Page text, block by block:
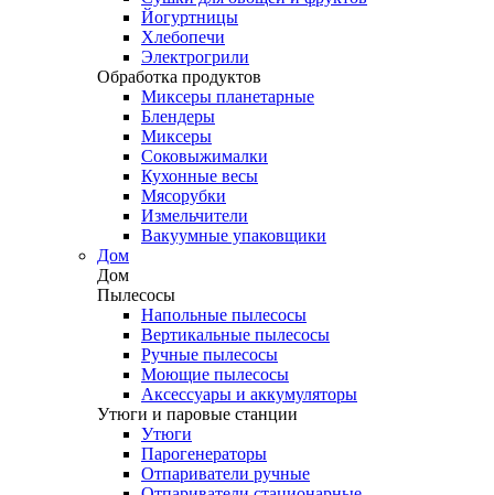
Йогуртницы
Хлебопечи
Электрогрили
Обработка продуктов
Миксеры планетарные
Блендеры
Миксеры
Соковыжималки
Кухонные весы
Мясорубки
Измельчители
Вакуумные упаковщики
Дом
Дом
Пылесосы
Напольные пылесосы
Вертикальные пылесосы
Ручные пылесосы
Моющие пылесосы
Аксессуары и аккумуляторы
Утюги и паровые станции
Утюги
Парогенераторы
Отпариватели ручные